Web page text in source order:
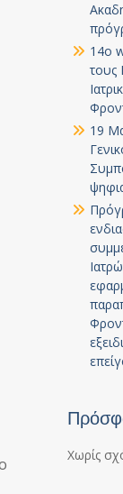
14ο
τους
19
Χωρίς